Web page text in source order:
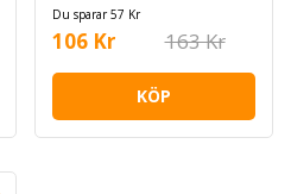
Du sparar 57 Kr
106 Kr 163 Kr
KÖP